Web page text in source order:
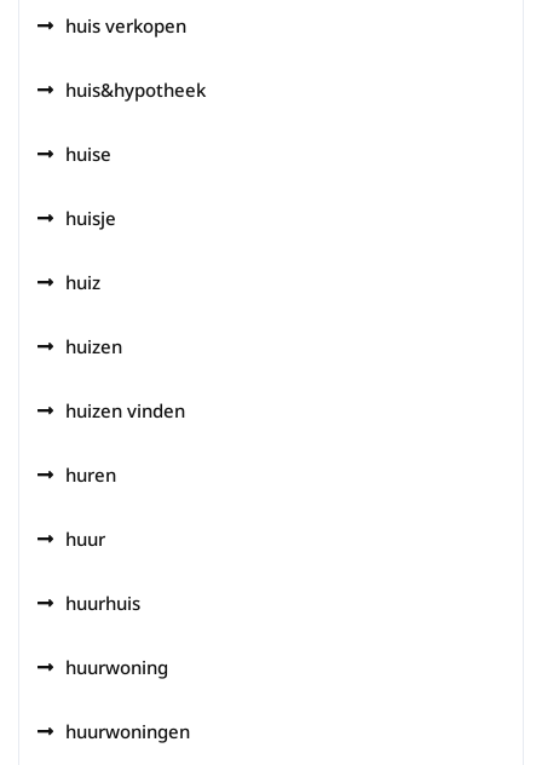
huis verkopen
huis&hypotheek
huise
huisje
huiz
huizen
huizen vinden
huren
huur
huurhuis
huurwoning
huurwoningen